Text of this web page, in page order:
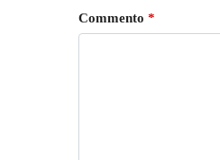
Commento *